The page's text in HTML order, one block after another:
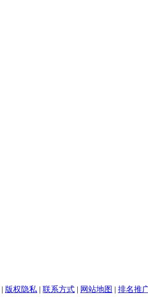
| 版权隐私 | 联系方式 | 网站地图 | 排名推